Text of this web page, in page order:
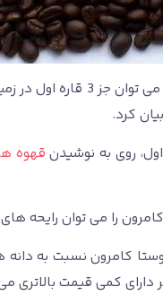
در بین قاره های
کرد.
روی به نوشیدن قهوه
را می توان رایحه‌
کامرون نسبت به
کمی قیمت بالاتری